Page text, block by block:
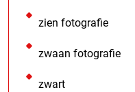
zien fotografie
zwaan fotografie
zwart